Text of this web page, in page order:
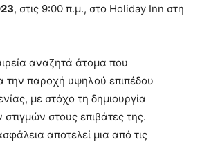
, στις 9:00 π.μ., στο Holiday Inn στη
αναζητά άτομα που
την παροχή υψηλού επιπέδου
με στόχο τη δημιουργία
στους επιβάτες της.
αποτελεί μια από τις